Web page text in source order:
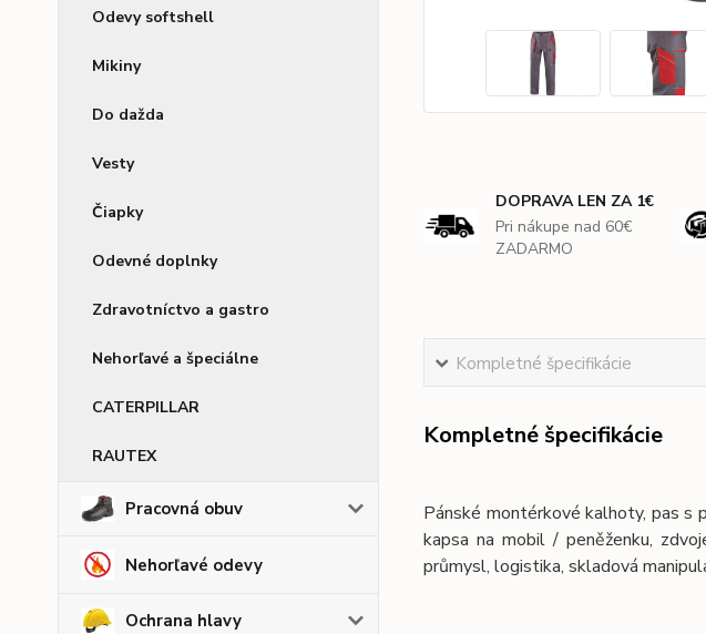
Odevy softshell
Mikiny
Do dažda
Vesty
Čiapky
Odevné doplnky
Zdravotníctvo a gastro
Nehorľavé a špeciálne
CATERPILLAR
RAUTEX
Pracovná obuv
Nehorľavé odevy
Ochrana hlavy
DOPRAVA LEN ZA 1€
Pri nákupe nad 60€
ZADARMO
Kompletné špecifikácie
Kompletné špecifikácie
Pánské montérkové kalhoty, pas s
kapsa na mobil / peněženku,
průmysl, logistika, skladová